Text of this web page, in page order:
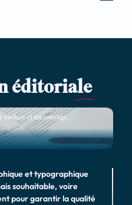
éditoriale
et typographique
souhaitable, voire
pour garantir la qualité
et un courage,